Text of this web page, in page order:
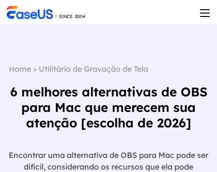
Home> Utilitário de Gravação de Tela
6 melhores alternativas de OBS
para Mac que merecem sua
atenção [escolha de 2026]
Encontrar uma alternativa de OBS para Mac pode ser
difícil, considerando os recursos que ela pode